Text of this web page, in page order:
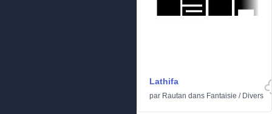
Lathifa
par Rautan dans Fantaisie / Divers